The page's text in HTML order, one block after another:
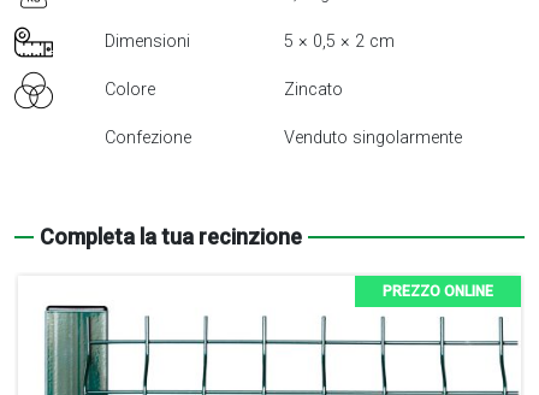
Dimensioni 5 × 0,5 × 2 cm
Colore Zincato
Confezione Venduto singolarmente
Completa la tua recinzione
PREZZO ONLINE